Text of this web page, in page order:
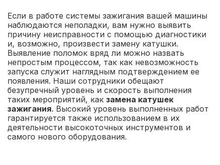
Если в работе системы зажигания вашей машины
наблюдаются неполадки, вам нужно выявить
причину неисправности с помощью диагностики
и, возможно, произвести замену катушки.
Выявление поломок вряд ли можно назвать
непростым процессом, так как невозможность
запуска служит наглядным подтверждением ее
появления. Наши сотрудники обещают
безупречный уровень и скорость выполнения
таких мероприятий, как замена катушек
зажигания. Высокий уровень выполненных работ
гарантируется также использованием в их
деятельности высокоточных инструментов и
самого нового оборудования.